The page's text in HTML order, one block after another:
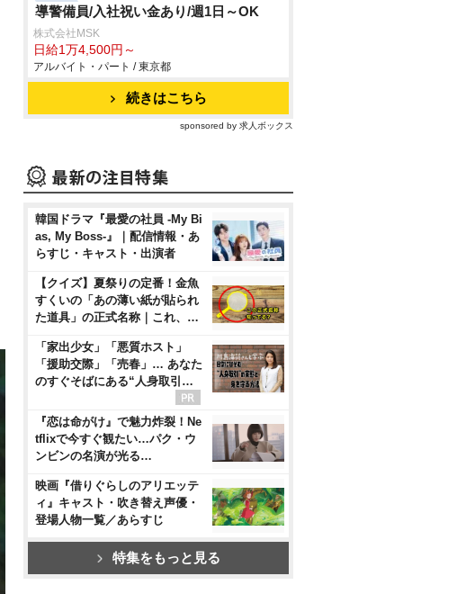
導警備員/入社祝い金あり/週1日～OK
株式会社MSK
日給1万4,500円～
アルバイト・パート / 東京都
続きはこちら
sponsored by 求人ボックス
韓国ドラマ『最愛の社員 -My Bi
as, My Boss-』｜配信情報・あ
らすじ・キャスト・出演者
【クイズ】夏祭りの定番！金魚
すくいの「あの薄い紙が貼られ
た道具」の正式名称｜これ、…
「家出少女」「悪質ホスト」
「援助交際」「売春」… あなた
のすぐそばにある“人身取引…
『恋は命がけ』で魅力炸裂！Ne
tflixで今すぐ観たい…パク・ウ
ンビンの名演が光る…
映画『借りぐらしのアリエッテ
ィ』キャスト・吹き替え声優・
登場人物一覧／あらすじ
特集をもっと見る